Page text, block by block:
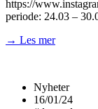
https://
periode: 24.03 –
→ Les mer
Nyheter
16/01/24